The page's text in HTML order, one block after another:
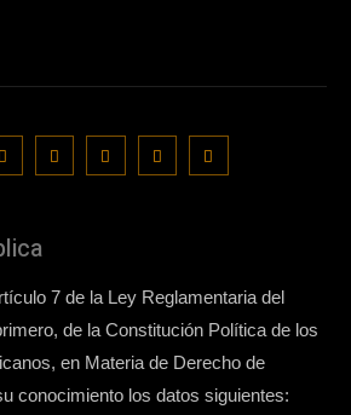
7 de la Ley Reglamentaria del
de la Constitución Política de los
en Materia de Derecho de
conocimiento los datos siguientes: